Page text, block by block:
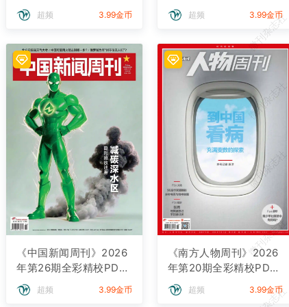
下载
超频 3.99金币
杂志下载
超频 3.99金币
《中国新闻周刊》2026
年第26期全彩精校PDF
杂志下载
超频 3.99金币
《南方人物周刊》2026
年第20期全彩精校PDF
杂志下载
超频 3.99金币
微刊杂志社
微刊杂志社
微刊杂志社
微刊杂志社